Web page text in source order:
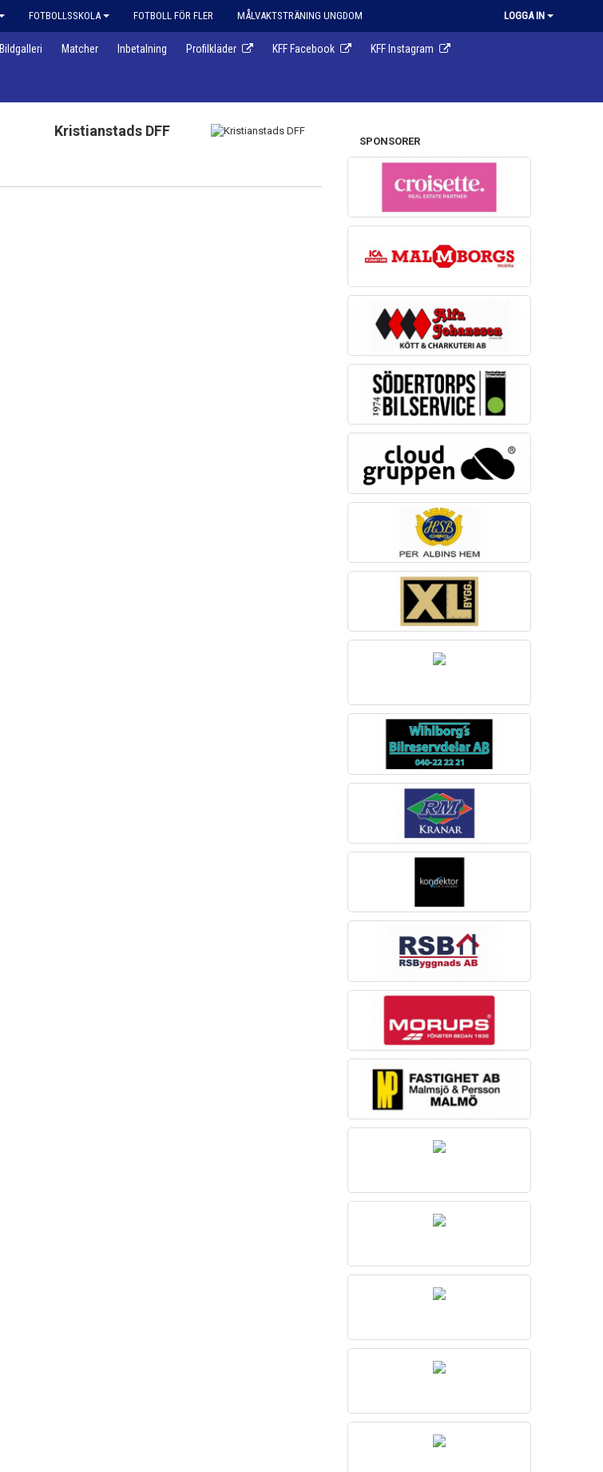
FOTBOLLSSKOLA FOTBOLL FÖR FLER MÅLVAKTSTRÄNING UNGDOM LOGGA IN
Bildgalleri Matcher Inbetalning Profilkläder KFF Facebook KFF Instagram
Kristianstads DFF
SPONSORER